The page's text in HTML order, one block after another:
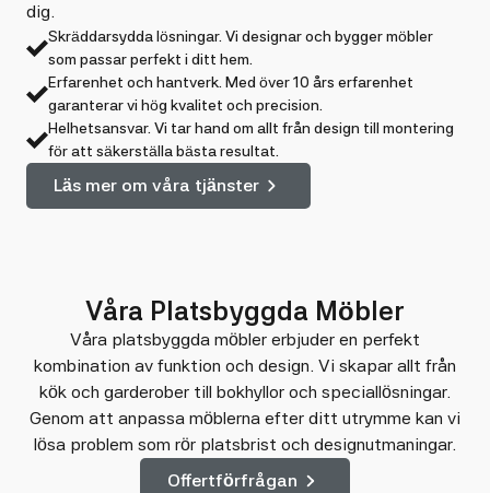
dig.
Skräddarsydda lösningar. Vi designar och bygger möbler
som passar perfekt i ditt hem.
Erfarenhet och hantverk. Med över 10 års erfarenhet
garanterar vi hög kvalitet och precision.
Helhetsansvar. Vi tar hand om allt från design till montering
för att säkerställa bästa resultat.
Läs mer om våra tjänster
Våra Platsbyggda Möbler
Våra platsbyggda möbler erbjuder en perfekt
kombination av funktion och design. Vi skapar allt från
kök och garderober till bokhyllor och speciallösningar.
Genom att anpassa möblerna efter ditt utrymme kan vi
lösa problem som rör platsbrist och designutmaningar.
Offertförfrågan